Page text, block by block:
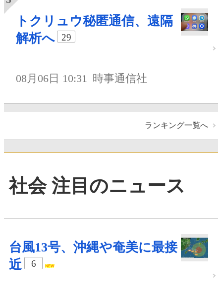
トクリュウ秘匿通信、遠隔
解析へ
29
08月06日 10:31 時事通信社
ランキング一覧へ
社会 注目のニュース
台風13号、沖縄や奄美に最接
近
6